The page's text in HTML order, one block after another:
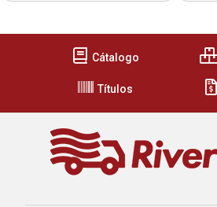
Cátalogo
Títulos